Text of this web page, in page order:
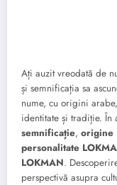
Ați auzit vreodată de
și semnificația sa
nume, cu origini
identitate și tradiție. În
semnificație, origine
personalitate
LOKMAN.
perspectivă asupra